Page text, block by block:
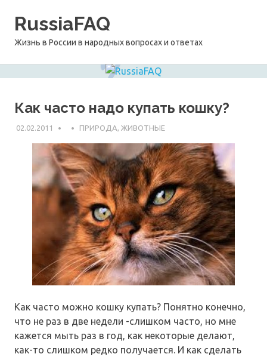
RussiaFAQ
Жизнь в России в народных вопросах и ответах
Как часто надо купать кошку?
02.02.2011 ПРИРОДА, ЖИВОТНЫЕ
Как часто можно кошку купать? Понятно конечно,
что не раз в две недели -слишком часто, но мне
кажется мыть раз в год, как некоторые делают,
как-то слишком редко получается. И как сделать